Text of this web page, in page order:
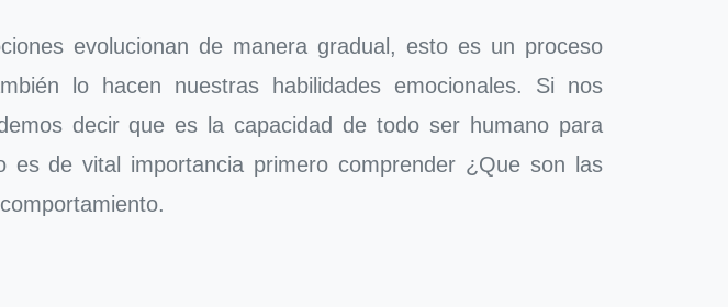
evolucionan de manera gradual, esto es un proceso
lo hacen nuestras habilidades emocionales. Si nos
decir que es la capacidad de todo ser humano para
de vital importancia primero comprender ¿Que son las